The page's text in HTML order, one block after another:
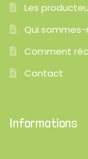
Les
Qui sommes-
Comment
Contact
Informations